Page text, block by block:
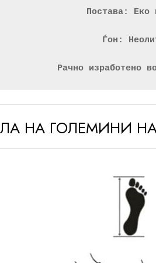
Постава: Еко
Ѓон:
Рачно изработено
НА ГОЛЕМИНИ